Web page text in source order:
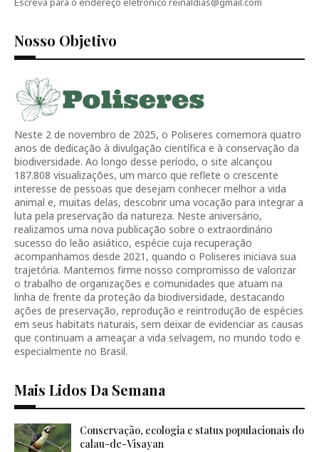
Nosso Objetivo
Neste 2 de novembro de 2025, o Poliseres comemora quatro
anos de dedicação à divulgação científica e à conservação da
biodiversidade. Ao longo desse período, o site alcançou
187.808 visualizações, um marco que reflete o crescente
interesse de pessoas que desejam conhecer melhor a vida
animal e, muitas delas, descobrir uma vocação para integrar a
luta pela preservação da natureza. Neste aniversário,
realizamos uma nova publicação sobre o extraordinário
sucesso do leão asiático, espécie cuja recuperação
acompanhamos desde 2021, quando o Poliseres iniciava sua
trajetória. Mantemos firme nosso compromisso de valorizar
o trabalho de organizações e comunidades que atuam na
linha de frente da proteção da biodiversidade, destacando
ações de preservação, reprodução e reintrodução de espécies
em seus habitats naturais, sem deixar de evidenciar as causas
que continuam a ameaçar a vida selvagem, no mundo todo e
especialmente no Brasil.
Mais Lidos Da Semana
Conservação, ecologia e status populacionais do
calau-de-Visayan